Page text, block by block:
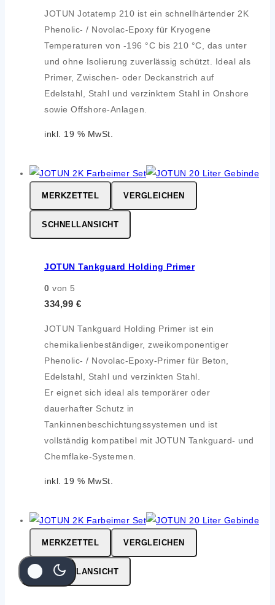
JOTUN Jotatemp 210 ist ein schnellhärtender 2K
Phenolic- / Novolac-Epoxy für Kryogene
Temperaturen von -196 °C bis 210 °C, das unter
und ohne Isolierung zuverlässig schützt. Ideal als
Primer, Zwischen- oder Deckanstrich auf
Edelstahl, Stahl und verzinktem Stahl in Onshore
sowie Offshore-Anlagen.
inkl. 19 % MwSt.
MERKZETTEL VERGLEICHEN
SCHNELLANSICHT
JOTUN Tankguard Holding Primer
0 von 5
334,99 €
JOTUN Tankguard Holding Primer ist ein
chemikalienbeständiger, zweikomponentiger
Phenolic- / Novolac-Epoxy-Primer für Beton,
Edelstahl, Stahl und verzinkten Stahl.
Er eignet sich ideal als temporärer oder
dauerhafter Schutz in
Tankinnenbeschichtungssystemen und ist
vollständig kompatibel mit JOTUN Tankguard- und
Chemflake-Systemen.
inkl. 19 % MwSt.
MERKZETTEL VERGLEICHEN
SCHNELLANSICHT